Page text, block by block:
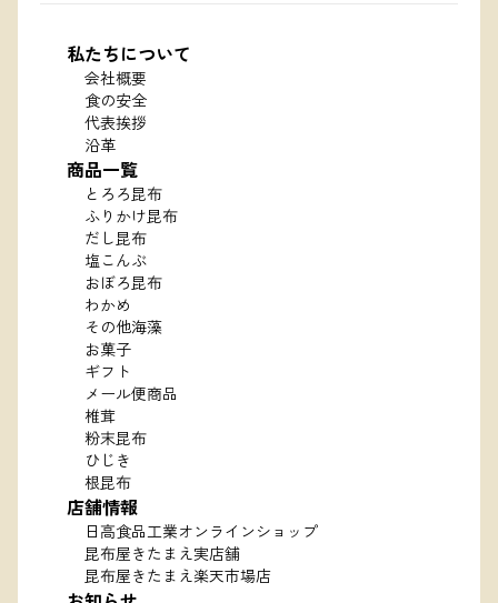
私たちについて
会社概要
食の安全
代表挨拶
沿革
商品一覧
とろろ昆布
ふりかけ昆布
だし昆布
塩こんぶ
おぼろ昆布
わかめ
その他海藻
お菓子
ギフト
メール便商品
椎茸
粉末昆布
ひじき
根昆布
店舗情報
日高食品工業オンラインショップ
昆布屋きたまえ実店舗
昆布屋きたまえ楽天市場店